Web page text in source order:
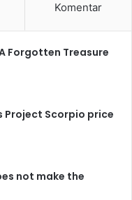
Komentar
Forgotten Treasure
Project Scorpio price
not make the